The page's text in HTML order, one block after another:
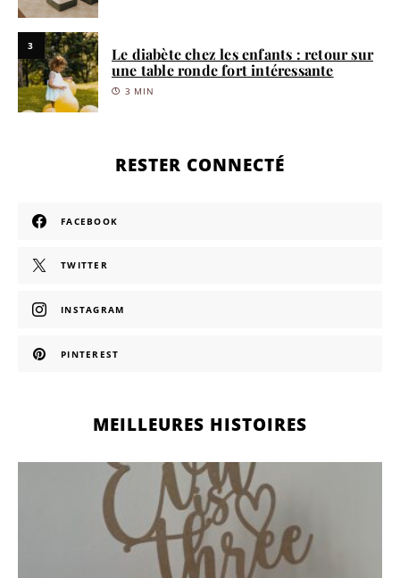
3
Le diabète chez les enfants : retour sur
une table ronde fort intéressante
3 MIN
RESTER CONNECTÉ
FACEBOOK
TWITTER
INSTAGRAM
PINTEREST
MEILLEURES HISTOIRES